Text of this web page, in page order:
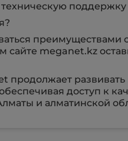
техническую поддержку
преимуществами
сайте meganet.kz
продолжает
доступ к
и алматинской